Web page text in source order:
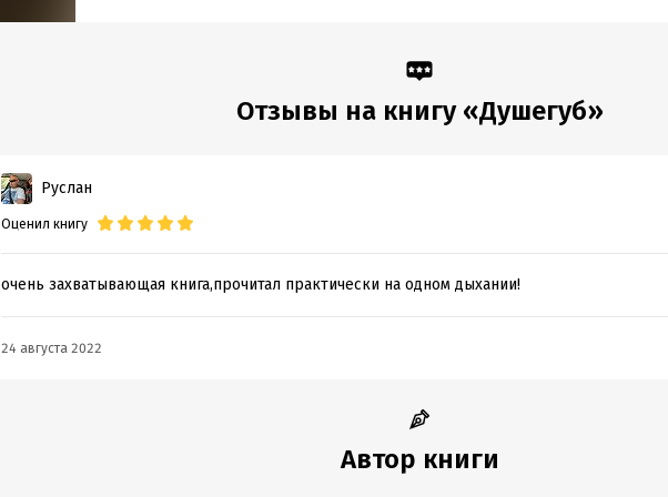
Дата поступления:Отзывы на книгу «Душегуб»
Руслан
Оценил книгу
очень захватывающая книга,прочитал практически на одном дыхании!
24 августа 2022
Автор книги